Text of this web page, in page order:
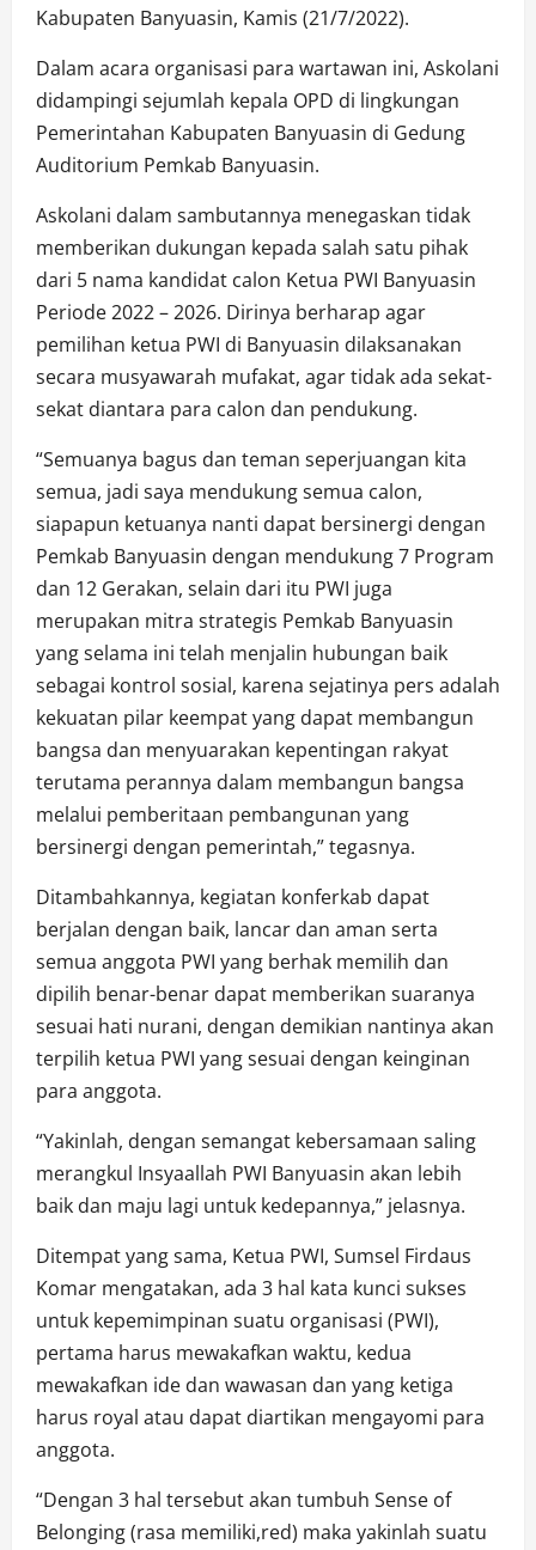
Kabupaten Banyuasin, Kamis (21/7/2022).
Dalam acara organisasi para wartawan ini, Askolani
didampingi sejumlah kepala OPD di lingkungan
Pemerintahan Kabupaten Banyuasin di Gedung
Auditorium Pemkab Banyuasin.
Askolani dalam sambutannya menegaskan tidak
memberikan dukungan kepada salah satu pihak
dari 5 nama kandidat calon Ketua PWI Banyuasin
Periode 2022 – 2026. Dirinya berharap agar
pemilihan ketua PWI di Banyuasin dilaksanakan
secara musyawarah mufakat, agar tidak ada sekat-
sekat diantara para calon dan pendukung.
“Semuanya bagus dan teman seperjuangan kita
semua, jadi saya mendukung semua calon,
siapapun ketuanya nanti dapat bersinergi dengan
Pemkab Banyuasin dengan mendukung 7 Program
dan 12 Gerakan, selain dari itu PWI juga
merupakan mitra strategis Pemkab Banyuasin
yang selama ini telah menjalin hubungan baik
sebagai kontrol sosial, karena sejatinya pers adalah
kekuatan pilar keempat yang dapat membangun
bangsa dan menyuarakan kepentingan rakyat
terutama perannya dalam membangun bangsa
melalui pemberitaan pembangunan yang
bersinergi dengan pemerintah,” tegasnya.
Ditambahkannya, kegiatan konferkab dapat
berjalan dengan baik, lancar dan aman serta
semua anggota PWI yang berhak memilih dan
dipilih benar-benar dapat memberikan suaranya
sesuai hati nurani, dengan demikian nantinya akan
terpilih ketua PWI yang sesuai dengan keinginan
para anggota.
“Yakinlah, dengan semangat kebersamaan saling
merangkul Insyaallah PWI Banyuasin akan lebih
baik dan maju lagi untuk kedepannya,” jelasnya.
Ditempat yang sama, Ketua PWI, Sumsel Firdaus
Komar mengatakan, ada 3 hal kata kunci sukses
untuk kepemimpinan suatu organisasi (PWI),
pertama harus mewakafkan waktu, kedua
mewakafkan ide dan wawasan dan yang ketiga
harus royal atau dapat diartikan mengayomi para
anggota.
“Dengan 3 hal tersebut akan tumbuh Sense of
Belonging (rasa memiliki,red) maka yakinlah suatu